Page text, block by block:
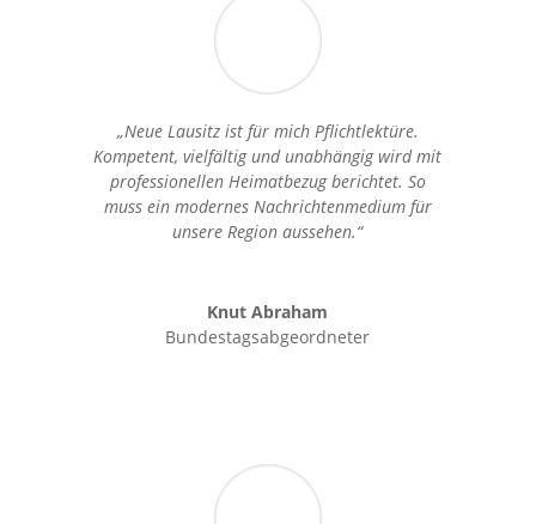
„Neue Lausitz ist für mich Pflichtlektüre.
Kompetent, vielfältig und unabhängig wird mit
professionellen Heimatbezug berichtet. So
muss ein modernes Nachrichtenmedium für
unsere Region aussehen.“
Knut Abraham
Bundestagsabgeordneter